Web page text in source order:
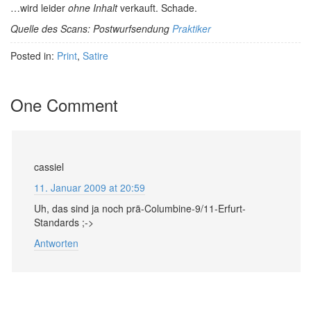
…wird leider ohne Inhaltverkauft. Schade.
Quelle des Scans: Postwurfsendung Praktiker
Posted in: Print, Satire
One Comment
cassiel
11. Januar 2009 at 20:59
Uh, das sind ja noch prä-Columbine-9/11-Erfurt-
Standards ;->
Antworten